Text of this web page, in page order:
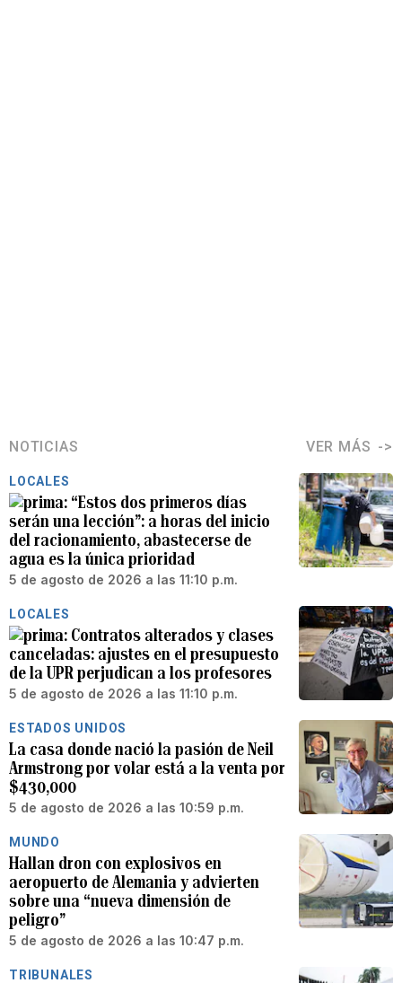
NOTICIAS VER MÁS
LOCALES
“Estos dos primeros días
serán una lección”: a horas del inicio
del racionamiento, abastecerse de
agua es la única prioridad
5 de agosto de 2026 a las 11:10 p.m.
LOCALES
Contratos alterados y clases
canceladas: ajustes en el presupuesto
de la UPR perjudican a los profesores
5 de agosto de 2026 a las 11:10 p.m.
ESTADOS UNIDOS
La casa donde nació la pasión de Neil
Armstrong por volar está a la venta por
$430,000
5 de agosto de 2026 a las 10:59 p.m.
MUNDO
Hallan dron con explosivos en
aeropuerto de Alemania y advierten
sobre una “nueva dimensión de
peligro”
5 de agosto de 2026 a las 10:47 p.m.
TRIBUNALES